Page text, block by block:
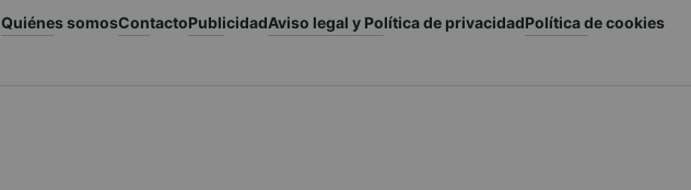
Quiénes somosContactoPublicidadAviso legal y Política de privacidadPolítica de cookies